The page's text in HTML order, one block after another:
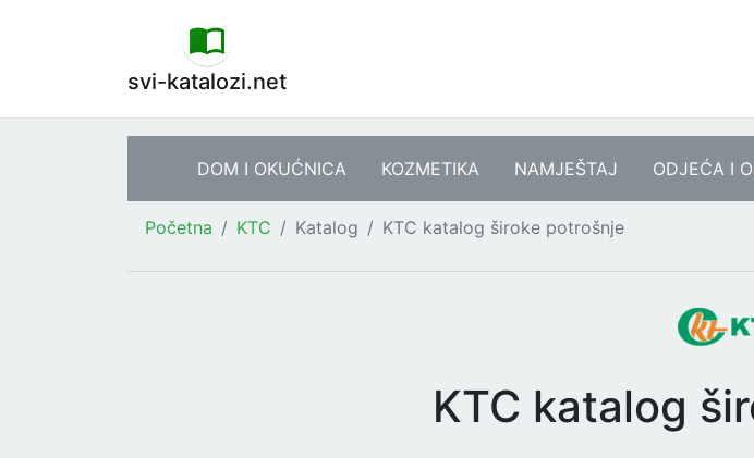
svi-katalozi.net
DOM I OKUĆNICA KOZMETIKA NAMJEŠTAJ ODJEĆA I
Početna KTC Katalog KTC katalog široke potrošnje
KTC katalog